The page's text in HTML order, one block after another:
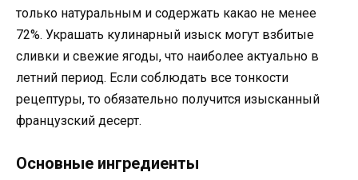
только натуральным и содержать какао не менее
72%. Украшать кулинарный изыск могут взбитые
сливки и свежие ягоды, что наиболее актуально в
летний период. Если соблюдать все тонкости
рецептуры, то обязательно получится изысканный
французский десерт.
Основные ингредиенты